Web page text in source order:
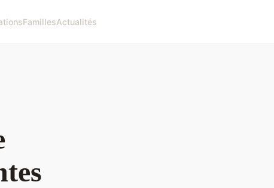
FamillesActualités